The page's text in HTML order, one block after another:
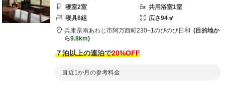
寝室2室 共用浴室1室
寝具8組 広さ94㎡
兵庫県南あわじ市阿万西町230−1のびのび日和
目的地か
ら9.8km
７泊以上の連泊で20%OFF
直近1か月の参考料金